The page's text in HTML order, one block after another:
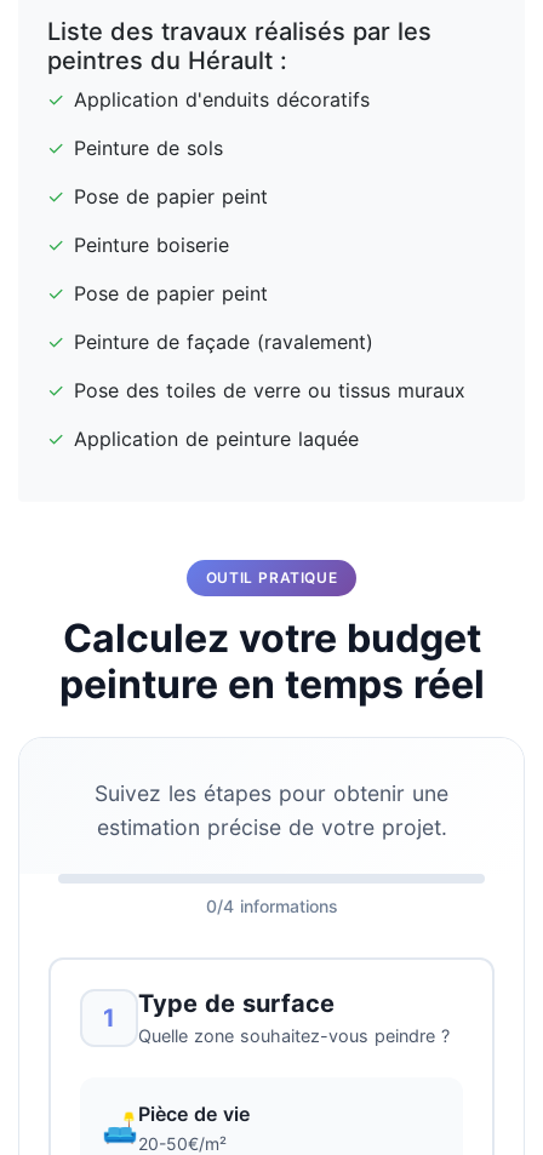
Liste des travaux réalisés par les
peintres du Hérault :
✓ Application d'enduits décoratifs
✓ Peinture de sols
✓ Pose de papier peint
✓ Peinture boiserie
✓ Pose de papier peint
✓ Peinture de façade (ravalement)
✓ Pose des toiles de verre ou tissus muraux
✓ Application de peinture laquée
OUTIL PRATIQUE
Calculez votre budget
peinture en temps réel
Suivez les étapes pour obtenir une
estimation précise de votre projet.
0/4 informations
1 Type de surface
Quelle zone souhaitez-vous peindre ?
🛋️Pièce de vie
20-50€/m²